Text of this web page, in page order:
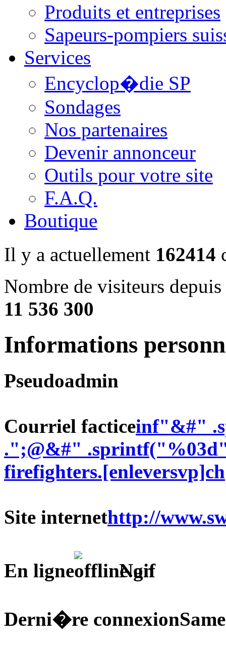
Produits et entreprises
Sapeurs-pompiers
Services
Encyclop�die SP
Sondages
Nos partenaires
Devenir annonceur
Outils pour votre site
F.A.Q.
Boutique
Il y a actuellement 162414
Nombre de visiteurs
11 536 300
Informations
Pseudoadmin
Courriel facticeinf"&#"
.";@&#"
firefighters.[enleversvp]ch
Site internethttp://
En ligne Non
Derni�re connexion